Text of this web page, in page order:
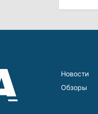
Новости
Обзоры